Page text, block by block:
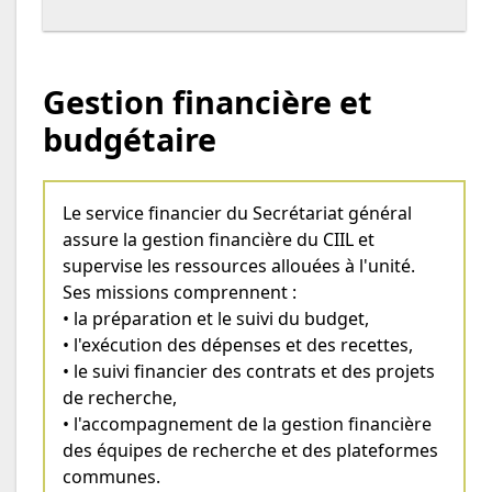
Gestion financière et
budgétaire
Le service financier du Secrétariat général
assure la gestion financière du CIIL et
supervise les ressources allouées à l'unité.
Ses missions comprennent :
• la préparation et le suivi du budget,
• l'exécution des dépenses et des recettes,
• le suivi financier des contrats et des projets
de recherche,
• l'accompagnement de la gestion financière
des équipes de recherche et des plateformes
communes.